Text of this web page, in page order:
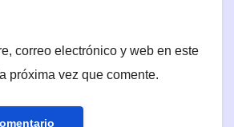
correo electrónico y web en este
próxima vez que comente.